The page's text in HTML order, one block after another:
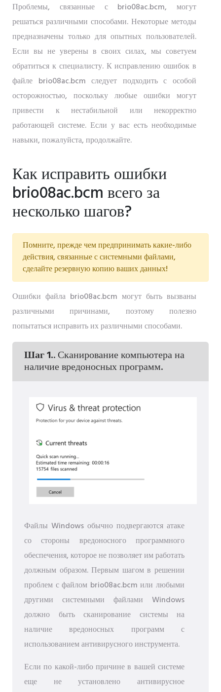
Проблемы, связанные с brio08ac.bcm, могут
решаться различными способами. Некоторые методы
предназначены только для опытных пользователей.
Если вы не уверены в своих силах, мы советуем
обратиться к специалисту. К исправлению ошибок в
файле brio08ac.bcm следует подходить с особой
осторожностью, поскольку любые ошибки могут
привести к нестабильной или некорректно
работающей системе. Если у вас есть необходимые
навыки, пожалуйста, продолжайте.
Как исправить ошибки
brio08ac.bcm всего за
несколько шагов?
Помните, прежде чем предпринимать какие-либо
действия, связанные с системными файлами,
сделайте резервную копию ваших данных!
Ошибки файла brio08ac.bcm могут быть вызваны
различными причинами, поэтому полезно
попытаться исправить их различными способами.
Шаг 1.. Сканирование компьютера на
наличие вредоносных программ.
Файлы Windows обычно подвергаются атаке
со стороны вредоносного программного
обеспечения, которое не позволяет им работать
должным образом. Первым шагом в решении
проблем с файлом brio08ac.bcm или любыми
другими системными файлами Windows
должно быть сканирование системы на
наличие вредоносных программ с
использованием антивирусного инструмента.
Если по какой-либо причине в вашей системе
еще не установлено антивирусное